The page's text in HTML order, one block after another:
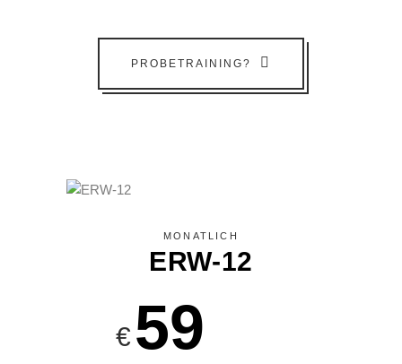
PROBETRAINING?
MONATLICH
ERW-12
€59